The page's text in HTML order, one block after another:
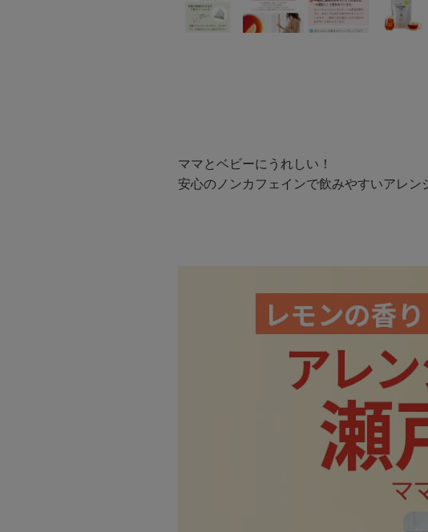
ママとベビーにうれしい！
安心のノンカフェインで飲みやすいアレン